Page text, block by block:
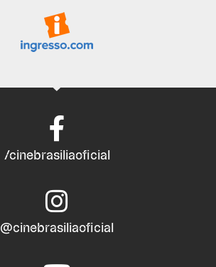
/cinebrasiliaoficial
@cinebrasiliaoficial